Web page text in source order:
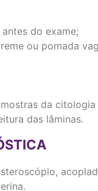
do exame;
ou pomada
da
das lâminas.